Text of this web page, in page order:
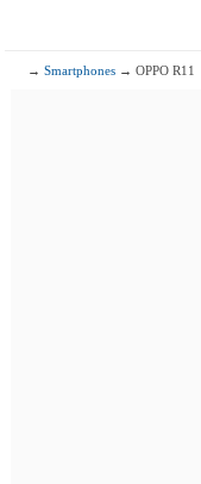
→Smartphones → OPPO R11